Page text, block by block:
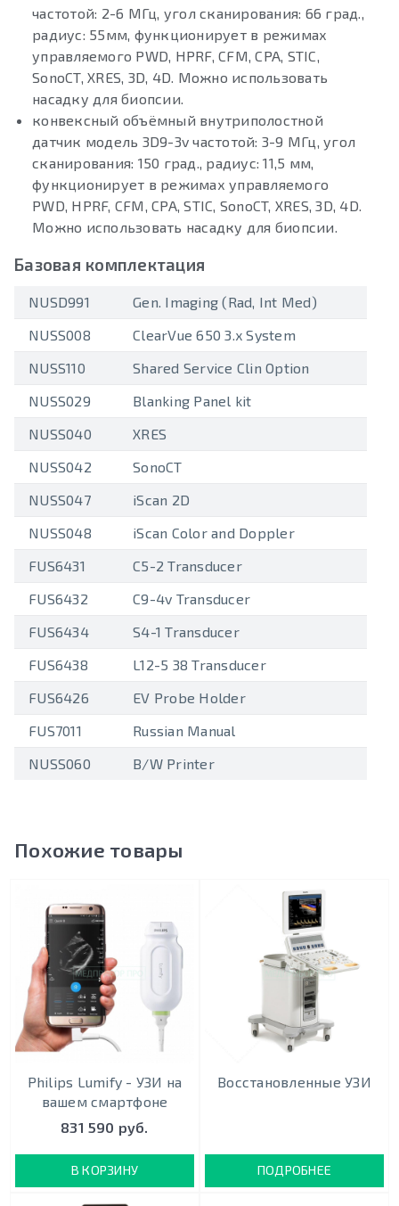
частотой: 2-6 МГц, угол сканирования: 66 град.,
радиус: 55мм, функционирует в режимах
управляемого PWD, HPRF, CFM, CPA, STIC,
SonoCT, XRES, 3D, 4D. Можно использовать
насадку для биопсии.
конвексный объёмный внутриполостной
датчик модель 3D9-3v частотой: 3-9 МГц, угол
сканирования: 150 град., радиус: 11,5 мм,
функционирует в режимах управляемого
PWD, HPRF, CFM, CPA, STIC, SonoCT, XRES, 3D, 4D.
Можно использовать насадку для биопсии.
Базовая комплектация
NUSD991
Gen. Imaging (Rad, Int Med)
NUSS008
ClearVue 650 3.x System
NUSS110
Shared Service Clin Option
NUSS029
Blanking Panel kit
NUSS040
XRES
NUSS042
SonoCT
NUSS047
iScan 2D
NUSS048
iScan Color and Doppler
FUS6431
C5-2 Transducer
FUS6432
C9-4v Transducer
FUS6434
S4-1 Transducer
FUS6438
L12-5 38 Transducer
FUS6426
EV Probe Holder
FUS7011
Russian Manual
NUSS060
B/W Printer
Похожие товары
Philips Lumify - УЗИ на
вашем смартфоне
831 590 руб.
В КОРЗИНУ
Восстановленные УЗИ
ПОДРОБНЕЕ